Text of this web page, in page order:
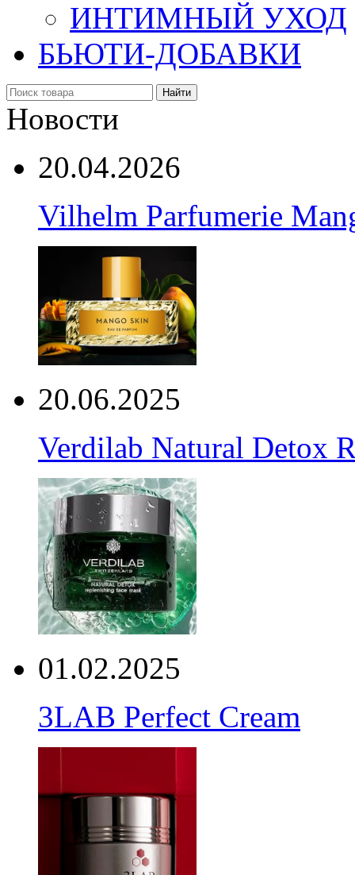
ИНТИМНЫЙ УХОД
БЬЮТИ-ДОБАВКИ
Найти
Новости
20.04.2026
Vilhelm Parfumerie
20.06.2025
Verdilab Natural Detox
01.02.2025
3LAB Perfect Cream